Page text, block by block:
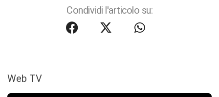
Condividi l'articolo su:
Web TV